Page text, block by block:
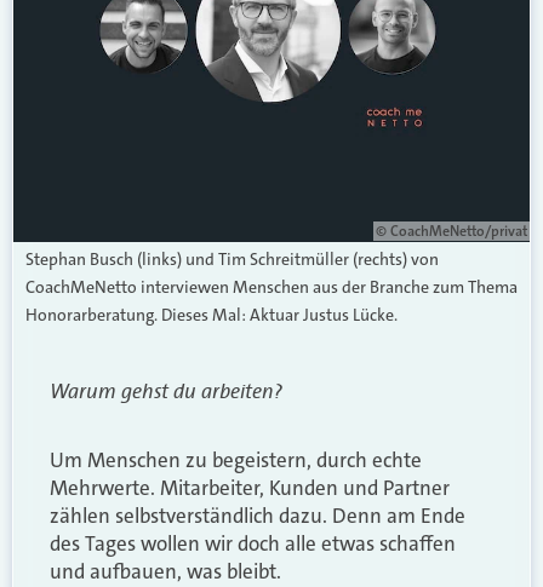
© CoachMeNetto/privat
Stephan Busch (links) und Tim Schreitmüller (rechts) von
CoachMeNetto interviewen Menschen aus der Branche zum Thema
Honorarberatung. Dieses Mal: Aktuar Justus Lücke.
Warum gehst du arbeiten?
Um Menschen zu begeistern, durch echte
Mehrwerte. Mitarbeiter, Kunden und Partner
zählen selbstverständlich dazu. Denn am Ende
des Tages wollen wir doch alle etwas schaffen
und aufbauen, was bleibt.